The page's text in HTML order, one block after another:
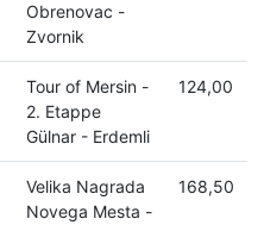
Obrenovac -
Zvornik
Tour of Mersin -
2. Etappe
Gülnar - Erdemli
124,00
Velika Nagrada
Novega Mesta -
168,50